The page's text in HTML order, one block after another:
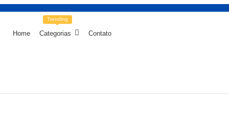
Home Categorias
Trending
Contato